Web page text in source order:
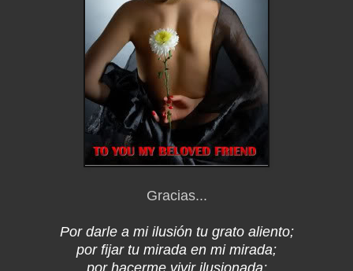
Gracias...
Por darle a mi ilusión tu grato aliento;
por fijar tu mirada en mi mirada;
por hacerme vivir ilusionada;